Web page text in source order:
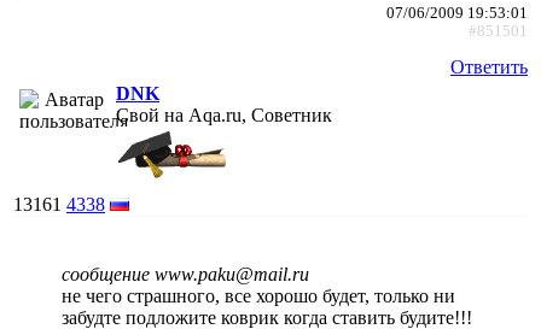
07/06/2009 19:53:01
#851501
Ответить
DNK
Свой на Aqa.ru, Советник
13161 4338
сообщение www.paku@mail.ru
не чего страшного, все хорошо будет, только ни
забудте подложите коврик когда ставить будите!!!